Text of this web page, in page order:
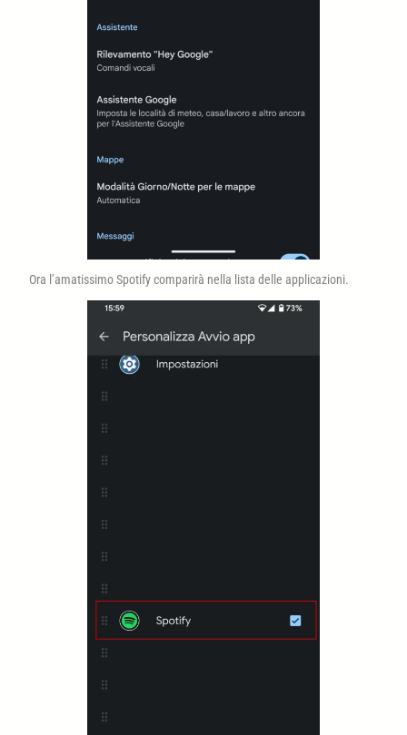
Ora l’amatissimo Spotify comparirà nella lista delle applicazioni.